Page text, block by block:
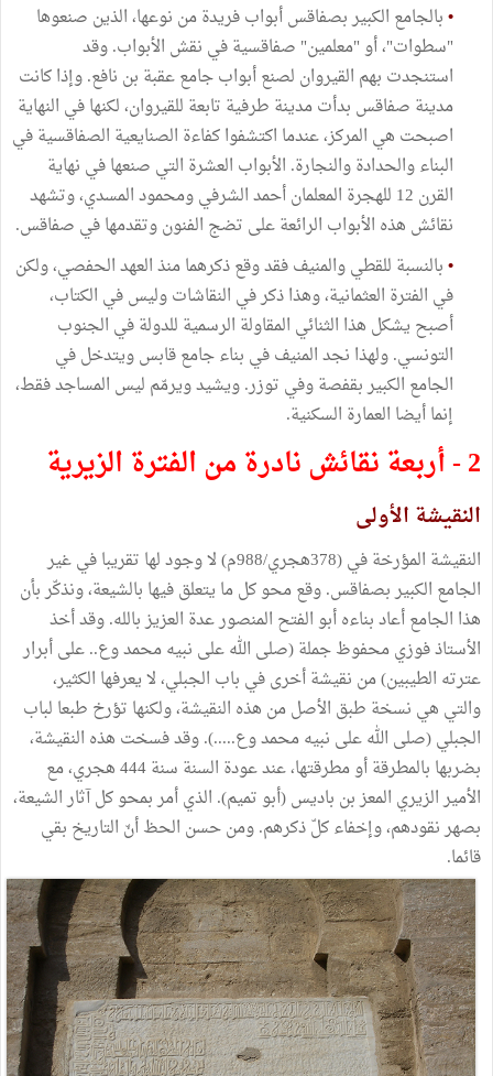
•بالجامع الكبير بصفاقس أبواب فريدة من نوعها، الذين صنعوها
"سطوات"، أو "معلمين" صفاقسية في نقش الأبواب. وقد
استنجدت بهم القيروان لصنع أبواب جامع عقبة بن نافع. وإذا كانت
مدينة صفاقس بدأت مدينة طرفية تابعة للقيروان، لكنها في النهاية
اصبحت هي المركز، عندما اكتشفوا كفاءة الصنايعية الصفاقسية في
البناء والحدادة والنجارة. الأبواب العشرة التي صنعها في نهاية
القرن 12 للهجرة المعلمان أحمد الشرفي ومحمود المسدي، وتشهد
نقائش هذه الأبواب الرائعة على تضج الفنون وتقدمها في صفاقس.
•بالنسبة للقطي والمنيف فقد وقع ذكرهما منذ العهد الحفصي، ولكن
في الفترة العثمانية، وهذا ذكر في النقاشات وليس في الكتاب،
أصبح يشكل هذا الثنائي المقاولة الرسمية للدولة في الجنوب
التونسي. ولهذا نجد المنيف في بناء جامع قابس ويتدخل في
الجامع الكبير بقفصة وفي توزر. ويشيد ويرمّم ليس المساجد فقط،
إنما أيضا العمارة السكنية.
2 - أربعة نقائش نادرة من الفترة الزيرية
النقيشة الأولى
النقيشة المؤرخة في (378هجري/988م) لا وجود لها تقريبا في غير
الجامع الكبير بصفاقس. وقع محو كل ما يتعلق فيها بالشيعة، ونذكّر بأن
هذا الجامع أعاد بناءه أبو الفتح المنصور عدة العزيز بالله. وقد أخذ
الأستاذ فوزي محفوظ جملة (صلى الله على نبيه محمد وع.. على أبرار
عترته الطيبين) من نقيشة أخرى في باب الجبلي، لا يعرفها الكثير،
والتي هي نسخة طبق الأصل من هذه النقيشة، ولكنها تؤرخ طبعا لباب
الجبلي (صلى الله على نبيه محمد وع.....). وقد فسخت هذه النقيشة،
بضربها بالمطرقة أو مطرقتها، عند عودة السنة سنة 444 هجري، مع
الأمير الزيري المعز بن باديس (أبو تميم). الذي أمر بمحو كل آثار الشيعة،
بصهر نقودهم، وإخفاء كلّ ذكرهم. ومن حسن الحظ أنّ التاريخ بقي
قائما.